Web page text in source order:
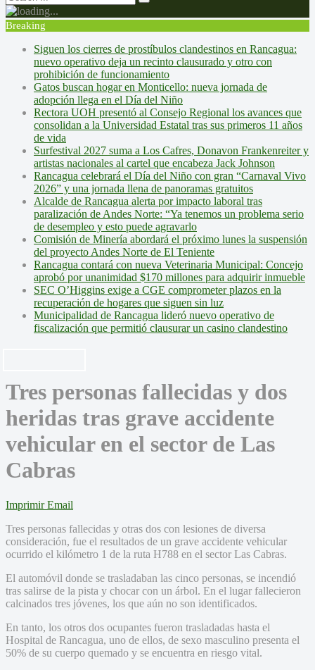
Breaking
Siguen los cierres de prostíbulos clandestinos en Rancagua:
nuevo operativo deja un recinto clausurado y otro con
prohibición de funcionamiento
Gatos buscan hogar en Monticello: nueva jornada de
adopción llega en el Día del Niño
Rectora UOH presentó al Consejo Regional los avances que
consolidan a la Universidad Estatal tras sus primeros 11 años
de vida
Surfestival 2027 suma a Los Cafres, Donavon Frankenreiter y
artistas nacionales al cartel que encabeza Jack Johnson
Rancagua celebrará el Día del Niño con gran “Carnaval Vivo
2026” y una jornada llena de panoramas gratuitos
Alcalde de Rancagua alerta por impacto laboral tras
paralización de Andes Norte: “Ya tenemos un problema serio
de desempleo y esto puede agravarlo
Comisión de Minería abordará el próximo lunes la suspensión
del proyecto Andes Norte de El Teniente
Rancagua contará con nueva Veterinaria Municipal: Concejo
aprobó por unanimidad $170 millones para adquirir inmueble
SEC O’Higgins exige a CGE comprometer plazos en la
recuperación de hogares que siguen sin luz
Municipalidad de Rancagua lideró nuevo operativo de
fiscalización que permitió clausurar un casino clandestino
Tres personas fallecidas y dos
heridas tras grave accidente
vehicular en el sector de Las
Cabras
Imprimir Email
Tres personas fallecidas y otras dos con lesiones de diversa
consideración, fue el resultados de un grave accidente vehicular
ocurrido el kilómetro 1 de la ruta H788 en el sector Las Cabras.
El automóvil donde se trasladaban las cinco personas, se incendió
tras salirse de la pista y chocar con un árbol. En el lugar fallecieron
calcinados tres jóvenes, los que aún no son identificados.
En tanto, los otros dos ocupantes fueron trasladadas hasta el
Hospital de Rancagua, uno de ellos, de sexo masculino presenta el
50% de su cuerpo quemado y se encuentra en riesgo vital.